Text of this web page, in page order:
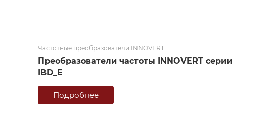
Частотные преобразователи INNOVERT
Преобразователи частоты INNOVERT серии
IBD_E
Подробнее